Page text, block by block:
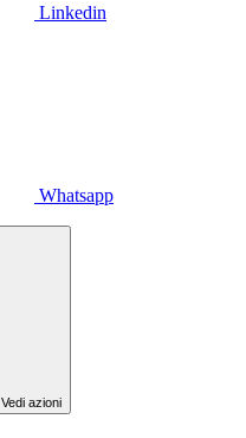
Linkedin
Whatsapp
Vedi azioni